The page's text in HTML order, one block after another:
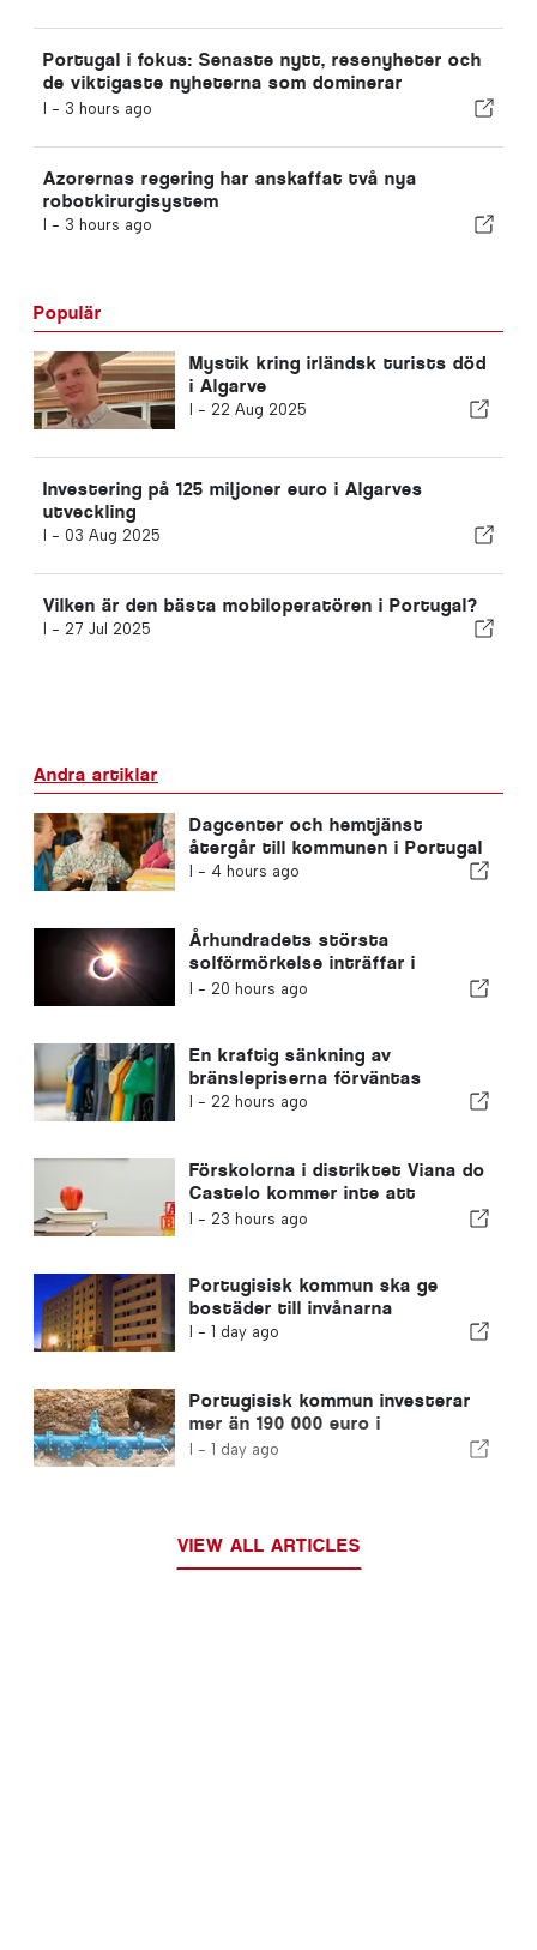
Portugal i fokus: Senaste nytt, resenyheter och
de viktigaste nyheterna som dominerar
rubrikerna
I - 3 hours ago
Azorernas regering har anskaffat två nya
robotkirurgisystem
I - 3 hours ago
Populär
Mystik kring irländsk turists död
i Algarve
I - 22 Aug 2025
Investering på 125 miljoner euro i Algarves
utveckling
I - 03 Aug 2025
Vilken är den bästa mobiloperatören i Portugal?
I - 27 Jul 2025
Andra artiklar
Dagcenter och hemtjänst
återgår till kommunen i Portugal
I - 4 hours ago
Århundradets största
solförmörkelse inträffar i
Portugal
I - 20 hours ago
En kraftig sänkning av
bränslepriserna förväntas
I - 22 hours ago
Förskolorna i distriktet Viana do
Castelo kommer inte att
stängas
I - 23 hours ago
Portugisisk kommun ska ge
bostäder till invånarna
I - 1 day ago
Portugisisk kommun investerar
mer än 190 000 euro i
vattenförsörjningen
I - 1 day ago
VIEW ALL ARTICLES